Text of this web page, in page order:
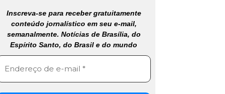
Inscreva-se para receber gratuitamente
conteúdo jornalístico em seu e-mail,
semanalmente. Notícias de Brasília, do
Espírito Santo, do Brasil e do mundo